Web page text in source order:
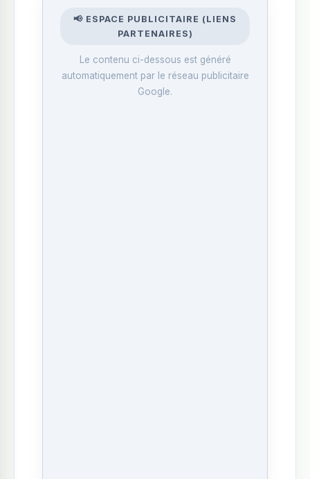
📢 ESPACE PUBLICITAIRE (LIENS
PARTENAIRES)
Le contenu ci-dessous est généré
automatiquement par le réseau publicitaire
Google.